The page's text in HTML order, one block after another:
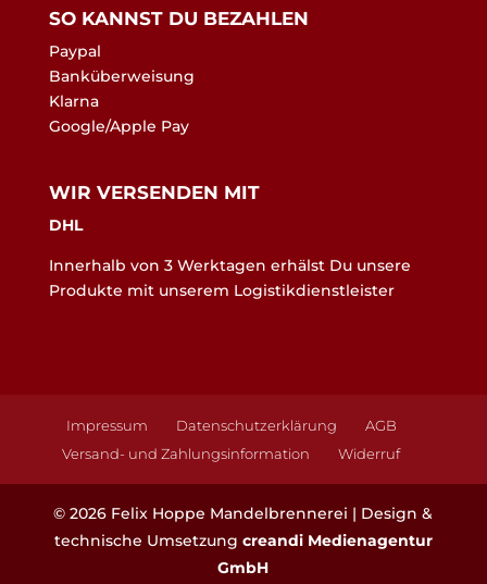
SO KANNST DU BEZAHLEN
Paypal
Banküberweisung
Klarna
Google/Apple Pay
WIR VERSENDEN MIT
DHL
Innerhalb von 3 Werktagen erhälst Du unsere
Produkte mit unserem Logistikdienstleister
Impressum Datenschutzerklärung
AGB
Versand- und Zahlungsinformation
Widerruf
©2026 Felix Hoppe Mandelbrennerei | Design &
technische Umsetzung creandi Medienagentur
GmbH